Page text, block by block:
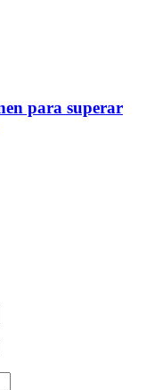
para superar